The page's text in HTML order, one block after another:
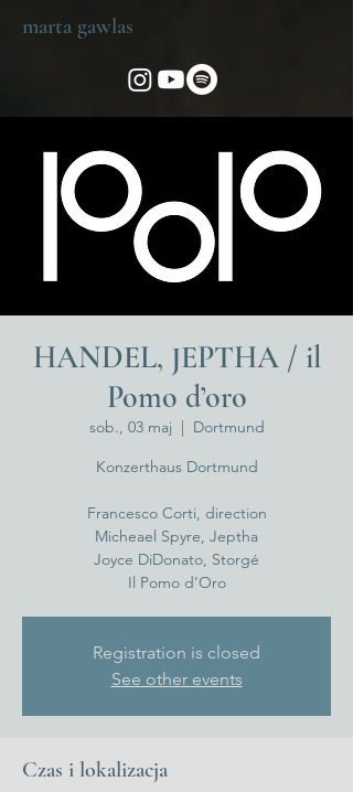
marta gawlas
HANDEL, JEPTHA / il
Pomo d’oro
sob., 03 maj
  |
Dortmund
Konzerthaus Dortmund
Francesco Corti, direction
Micheael Spyre, Jeptha
Joyce DiDonato, Storgé
Il Pomo d’Oro
Registration is closed
See other events
Czas i lokalizacja